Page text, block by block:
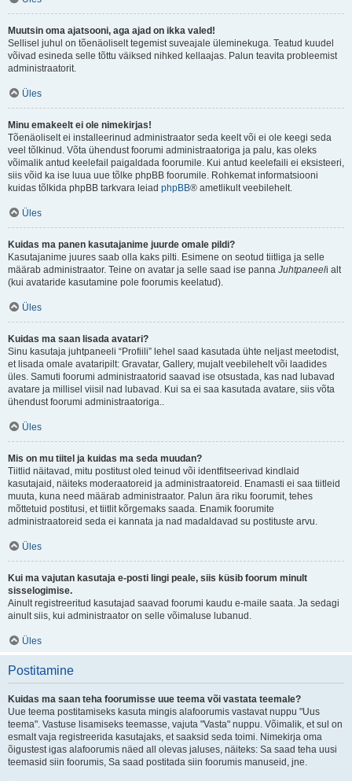
Muutsin oma ajatsooni, aga ajad on ikka valed!
Sellisel juhul on tõenäoliselt tegemist suveajale üleminekuga. Teatud kuudel
võivad esineda selle tõttu väiksed nihked kellaajas. Palun teavita probleemist
administraatorit.
Üles
Minu emakeelt ei ole nimekirjas!
Tõenäoliselt ei installeerinud administraator seda keelt või ei ole keegi seda
veel tõlkinud. Võta ühendust foorumi administraatoriga ja palu, kas oleks
võimalik antud keelefail paigaldada foorumile. Kui antud keelefaili ei eksisteeri,
siis võid ka ise luua uue tõlke phpBB foorumile. Rohkemat informatsiooni
kuidas tõlkida phpBB tarkvara leiad phpBB® ametlikult veebilehelt.
Üles
Kuidas ma panen kasutajanime juurde omale pildi?
Kasutajanime juures saab olla kaks pilti. Esimene on seotud tiitliga ja selle
määrab administraator. Teine on avatar ja selle saad ise panna Juhtpaneeli alt
(kui avataride kasutamine pole foorumis keelatud).
Üles
Kuidas ma saan lisada avatari?
Sinu kasutaja juhtpaneeli “Profiili” lehel saad kasutada ühte neljast meetodist,
et lisada omale avataripilt: Gravatar, Gallery, mujalt veebilehelt või laadides
üles. Samuti foorumi administraatorid saavad ise otsustada, kas nad lubavad
avatare ja millisel viisil nad lubavad. Kui sa ei saa kasutada avatare, siis võta
ühendust foorumi administraatoriga..
Üles
Mis on mu tiitel ja kuidas ma seda muudan?
Tiitlid näitavad, mitu postitust oled teinud või identfitseerivad kindlaid
kasutajaid, näiteks moderaatoreid ja administraatoreid. Enamasti ei saa tiitleid
muuta, kuna need määrab administraator. Palun ära riku foorumit, tehes
mõttetuid postitusi, et tiitlit kõrgemaks saada. Enamik foorumite
administraatoreid seda ei kannata ja nad madaldavad su postituste arvu.
Üles
Kui ma vajutan kasutaja e-posti lingi peale, siis küsib foorum minult
sisselogimise.
Ainult registreeritud kasutajad saavad foorumi kaudu e-maile saata. Ja sedagi
ainult siis, kui administraator on selle võimaluse lubanud.
Üles
Postitamine
Kuidas ma saan teha foorumisse uue teema või vastata teemale?
Uue teema postitamiseks kasuta mingis alafoorumis vastavat nuppu "Uus
teema". Vastuse lisamiseks teemasse, vajuta "Vasta" nuppu. Võimalik, et sul on
esmalt vaja registreerida kasutajaks, et saaksid seda toimi. Nimekirja oma
õigustest igas alafoorumis näed all olevas jaluses, näiteks: Sa saad teha uusi
teemasid siin foorumis, Sa saad postitada siin foorumis manuseid, jne.